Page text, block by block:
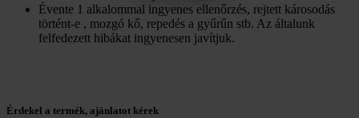
Évente 1 alkalommal ingyenes ellenőrzés, rejtett károsodás
történt-e , mozgó kő, repedés a gyűrűn stb. Az általunk
felfedezett hibákat ingyenesen javítjuk.
Érdekel a termék, ajánlatot kérek